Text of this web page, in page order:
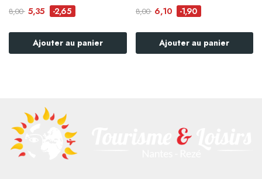
8,00 5,35 -2,65
Ajouter au panier
8,00 6,10 -1,90
Ajouter au panier